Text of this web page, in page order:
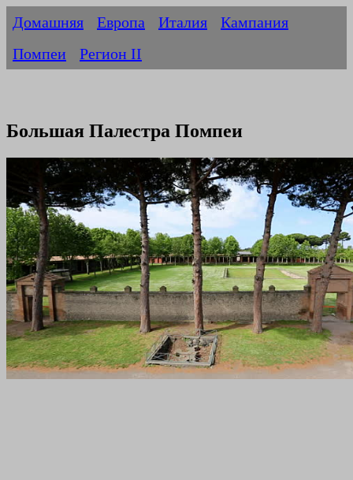
Домашняя Европа Италия
Кампания
Помпеи
Регион II
Большая Палестра Помпеи